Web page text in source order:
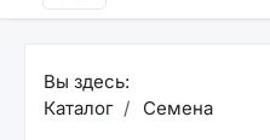
Вы здесь:
Каталог
Семена